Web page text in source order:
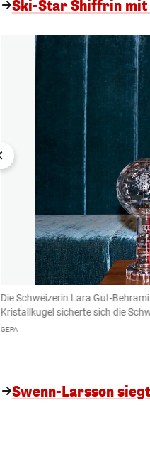
Ski-Star Shiffrin
1/43
Die Schweizerin Lara Gut-
Kristallkugel sicherte sich die
GEPA
Swenn-Larsson